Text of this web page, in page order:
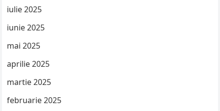
iulie 2025
iunie 2025
mai 2025
aprilie 2025
martie 2025
februarie 2025